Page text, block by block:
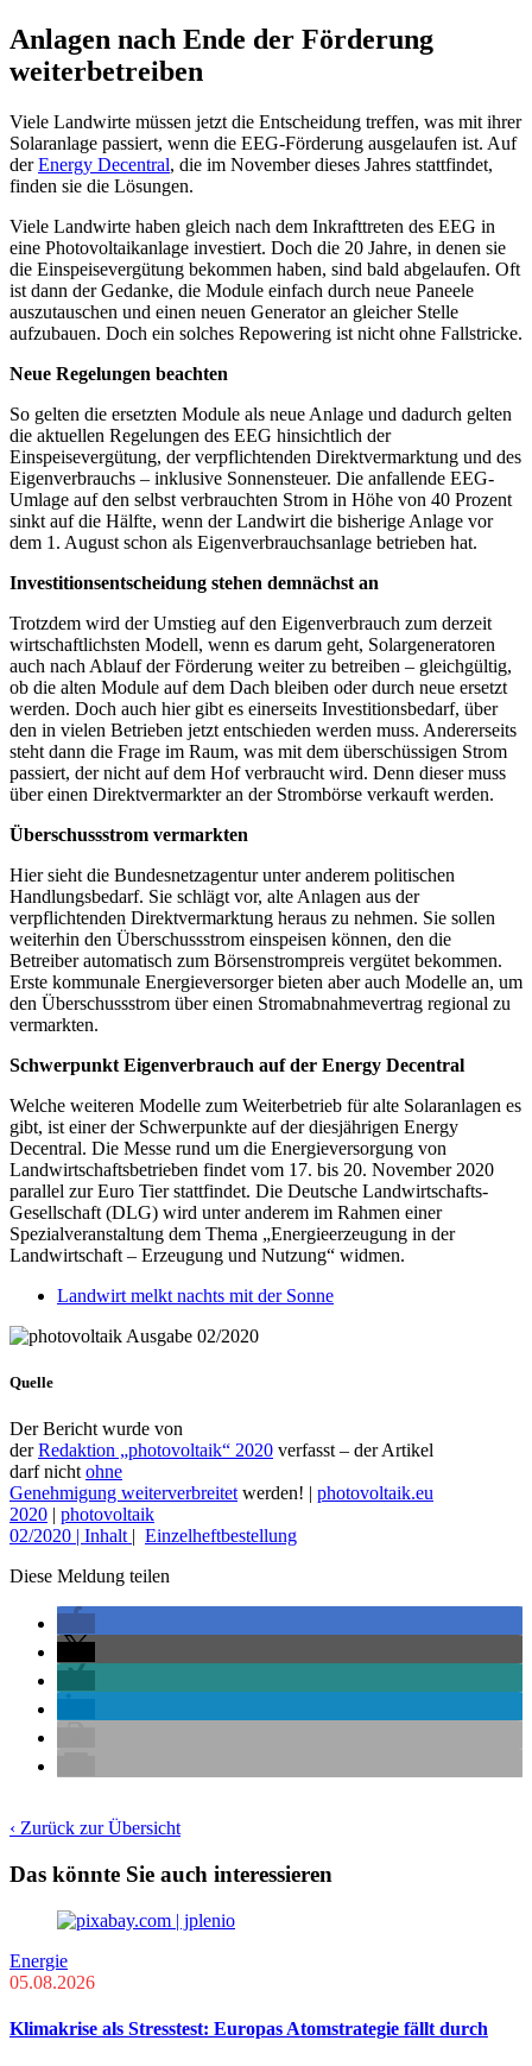
Anlagen nach Ende der Förderung
weiterbetreiben
Viele Landwirte müssen jetzt die Entscheidung treffen, was mit ihrer
Solaranlage passiert, wenn die EEG-Förderung ausgelaufen ist. Auf
derEnergy Decentral, die im November dieses Jahres stattfindet,
finden sie die Lösungen.
Viele Landwirte haben gleich nach dem Inkrafttreten des EEG in
eine Photovoltaikanlage investiert. Doch die 20 Jahre, in denen sie
die Einspeisevergütung bekommen haben, sind bald abgelaufen. Oft
ist dann der Gedanke, die Module einfach durch neue Paneele
auszutauschen und einen neuen Generator an gleicher Stelle
aufzubauen. Doch ein solches Repowering ist nicht ohne Fallstricke.
Neue Regelungen beachten
So gelten die ersetzten Module als neue Anlage und dadurch gelten
die aktuellen Regelungen des EEG hinsichtlich der
Einspeisevergütung, der verpflichtenden Direktvermarktung und des
Eigenverbrauchs – inklusive Sonnensteuer. Die anfallende EEG-
Umlage auf den selbst verbrauchten Strom in Höhe von 40 Prozent
sinkt auf die Hälfte, wenn der Landwirt die bisherige Anlage vor
dem 1. August schon als Eigenverbrauchsanlage betrieben hat.
Investitionsentscheidung stehen demnächst an
Trotzdem wird der Umstieg auf den Eigenverbrauch zum derzeit
wirtschaftlichsten Modell, wenn es darum geht, Solargeneratoren
auch nach Ablauf der Förderung weiter zu betreiben – gleichgültig,
ob die alten Module auf dem Dach bleiben oder durch neue ersetzt
werden. Doch auch hier gibt es einerseits Investitionsbedarf, über
den in vielen Betrieben jetzt entschieden werden muss. Andererseits
steht dann die Frage im Raum, was mit dem überschüssigen Strom
passiert, der nicht auf dem Hof verbraucht wird. Denn dieser muss
über einen Direktvermarkter an der Strombörse verkauft werden.
Überschussstrom vermarkten
Hier sieht die Bundesnetzagentur unter anderem politischen
Handlungsbedarf. Sie schlägt vor, alte Anlagen aus der
verpflichtenden Direktvermarktung heraus zu nehmen. Sie sollen
weiterhin den Überschussstrom einspeisen können, den die
Betreiber automatisch zum Börsenstrompreis vergütet bekommen.
Erste kommunale Energieversorger bieten aber auch Modelle an, um
den Überschussstrom über einen Stromabnahmevertrag regional zu
vermarkten.
Schwerpunkt Eigenverbrauch auf der Energy Decentral
Welche weiteren Modelle zum Weiterbetrieb für alte Solaranlagen es
gibt, ist einer der Schwerpunkte auf der diesjährigen Energy
Decentral. Die Messe rund um die Energieversorgung von
Landwirtschaftsbetrieben findet vom 17. bis 20. November 2020
parallel zur Euro Tier stattfindet. Die Deutsche Landwirtschafts-
Gesellschaft (DLG) wird unter anderem im Rahmen einer
Spezialveranstaltung dem Thema „Energieerzeugung in der
Landwirtschaft – Erzeugung und Nutzung“ widmen.
Landwirt melkt nachts mit der Sonne
Quelle
Der Bericht wurde von
derRedaktion „photovoltaik“ 2020 verfasst – der Artikel
darf nicht ohne
Genehmigung weiterverbreitet werden! | photovoltaik.eu
2020 | photovoltaik
02/2020 | Inhalt | Einzelheftbestellung
Diese Meldung teilen
‹ Zurück zur Übersicht
Das könnte Sie auch interessieren
Energie
05.08.2026
Klimakrise als Stresstest: Europas Atomstrategie fällt durch